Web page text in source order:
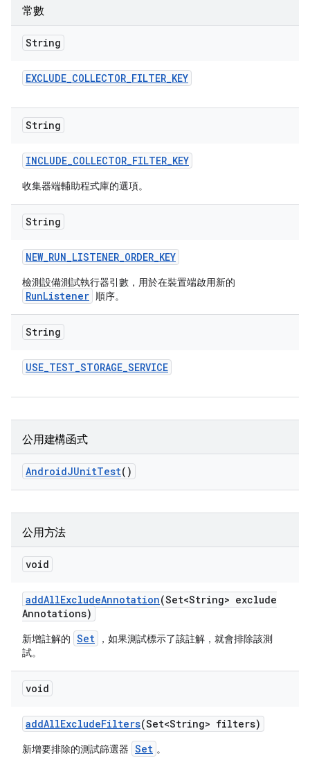
常數
String
EXCLUDE_COLLECTOR_FILTER_KEY
String
INCLUDE_COLLECTOR_FILTER_KEY
收集器端輔助程式庫的選項。
String
NEW_RUN_LISTENER_ORDER_KEY
檢測設備測試執行器引數，用於在裝置端啟用新的
RunListener 順序。
String
USE_TEST_STORAGE_SERVICE
公用建構函式
AndroidJUnitTest()
公用方法
void
addAllExcludeAnnotation(Set<String> exclude
Annotations)
新增註解的 Set
，如果測試標示了該註解，就會排除該測
試。
void
addAllExcludeFilters(Set<String> filters)
新增要排除的測試篩選器 Set 。